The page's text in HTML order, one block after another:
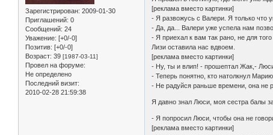
Зарегистрирован: 2009-01-30
Приглашений: 0
Сообщений: 24
Уважение: [+0/-0]
Позитив: [+0/-0]
Возраст: 39 [1987-03-11]
Провел на форуме:
Не определено
Последний визит:
2010-02-28 21:59:38
[реклама вместо картинки]
- Я развожусь с Валери. Я только что
- Да, да... Валери уже успела нам
- Я приехал к вам так рано, не для
Лизи оставила нас вдвоем.
[реклама вместо картинки]
- Ну, ты и влип! - прошептал Жак,- Люси
- Теперь понятно, кто натолкнул
- Не радуйся раньше времени, она не
Я давно знал Люси, моя сестра балы
- Я попросил Люси, чтобы она не
[реклама вместо картинки]